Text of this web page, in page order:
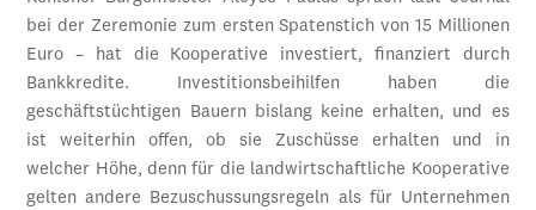
bei der Zeremonie zum ersten Spatenstich von 15 Millionen
Euro – hat die Kooperative investiert, finanziert durch
Bankkredite. Investitionsbeihilfen haben die
geschäftstüchtigen Bauern bislang keine erhalten, und es
ist weiterhin offen, ob sie Zuschüsse erhalten und in
welcher Höhe, denn für die landwirtschaftliche Kooperative
gelten andere Bezuschussungsregeln als für Unternehmen